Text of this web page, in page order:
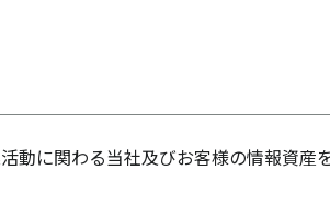
動に関わる当社及びお客様の情報資産